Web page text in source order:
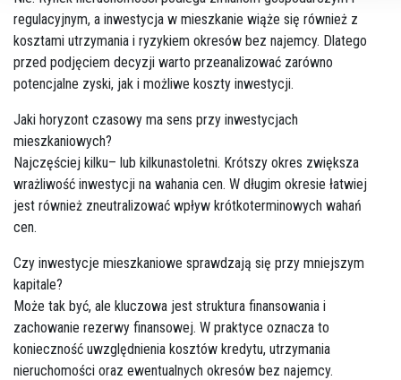
regulacyjnym, a inwestycja w mieszkanie wiąże się również z
kosztami utrzymania i ryzykiem okresów bez najemcy. Dlatego
przed podjęciem decyzji warto przeanalizować zarówno
potencjalne zyski, jak i możliwe koszty inwestycji.
Jaki horyzont czasowy ma sens przy inwestycjach
mieszkaniowych?
Najczęściej kilku– lub kilkunastoletni. Krótszy okres zwiększa
wrażliwość inwestycji na wahania cen. W długim okresie łatwiej
jest również zneutralizować wpływ krótkoterminowych wahań
cen.
Czy inwestycje mieszkaniowe sprawdzają się przy mniejszym
kapitale?
Może tak być, ale kluczowa jest struktura finansowania i
zachowanie rezerwy finansowej. W praktyce oznacza to
konieczność uwzględnienia kosztów kredytu, utrzymania
nieruchomości oraz ewentualnych okresów bez najemcy.